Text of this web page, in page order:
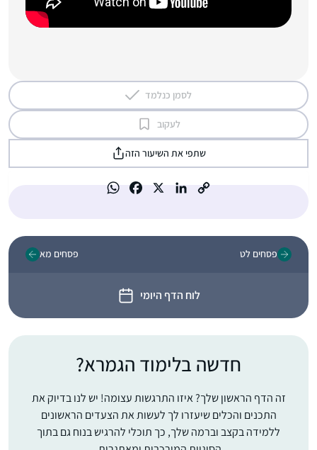
לסמן כנלמד
לעקוב
שתפי את השיעור הזה
פסחים לט
לוח הדף היומי
פסחים מא
חדשה בלימוד הגמרא?
זה הדף הראשון שלך? איזו התרגשות עצומה! יש לנו בדיוק את
התכנים והכלים שיעזרו לך לעשות את הצעדים הראשונים
ללמידה בקצב וברמה שלך, כך תוכלי להרגיש בנוח גם בתוך